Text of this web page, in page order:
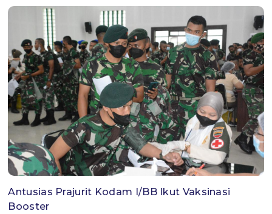
Antusias Prajurit Kodam I/BB Ikut Vaksinasi
Booster